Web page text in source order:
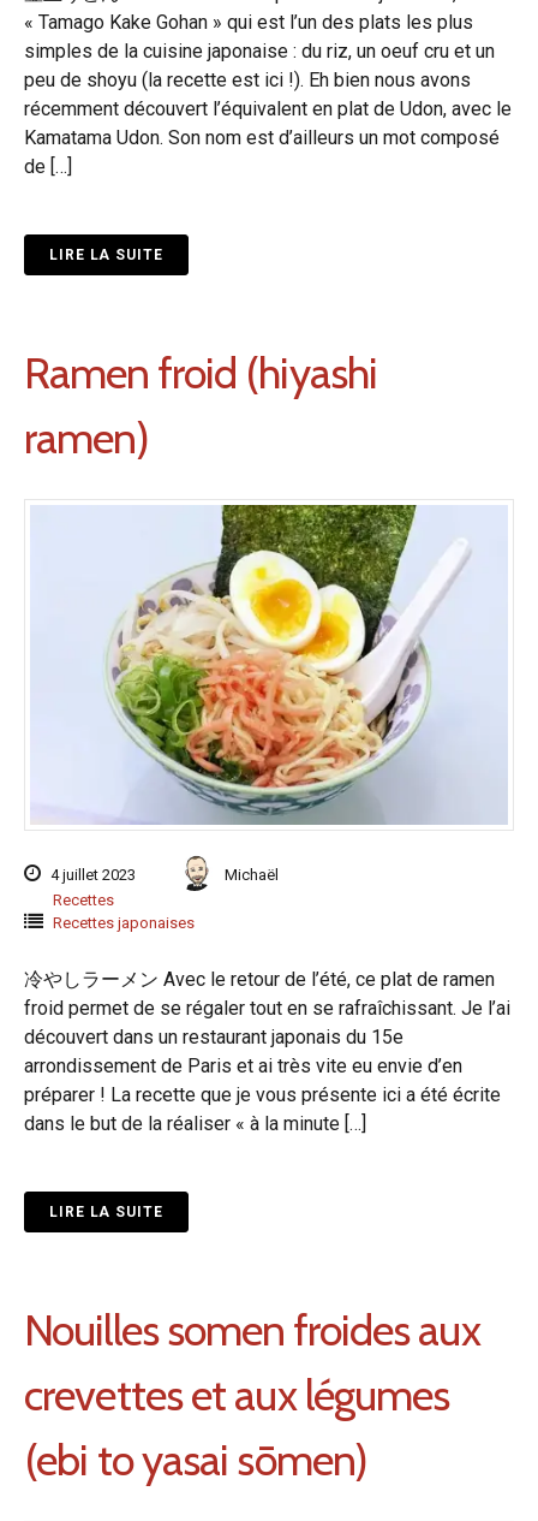
« Tamago Kake Gohan » qui est l’un des plats les plus
simples de la cuisine japonaise : du riz, un oeuf cru et un
peu de shoyu (la recette est ici !). Eh bien nous avons
récemment découvert l’équivalent en plat de Udon, avec le
Kamatama Udon. Son nom est d’ailleurs un mot composé
de […]
LIRE LA SUITE
Ramen froid (hiyashi
ramen)
4 juillet 2023
Michaël
Recettes
Recettes japonaises
冷やしラーメン Avec le retour de l’été, ce plat de ramen
froid permet de se régaler tout en se rafraîchissant. Je l’ai
découvert dans un restaurant japonais du 15e
arrondissement de Paris et ai très vite eu envie d’en
préparer ! La recette que je vous présente ici a été écrite
dans le but de la réaliser « à la minute […]
LIRE LA SUITE
Nouilles somen froides aux
crevettes et aux légumes
(ebi to yasai sōmen)